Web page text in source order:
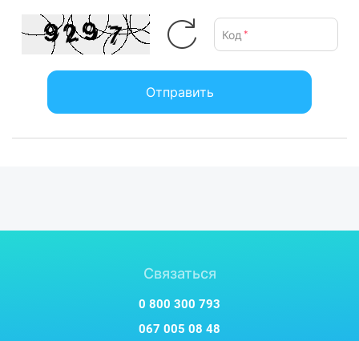
Код *
Отправить
Связаться
0 800 300 793
067 005 08 48